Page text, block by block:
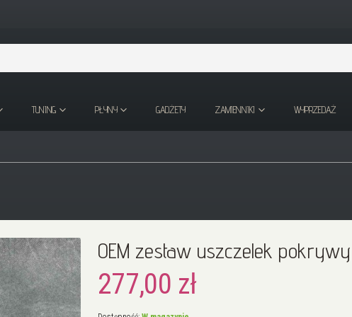
TUNING PŁYNY GADŻETY ZAMIENNIKI WYPRZEDAŻ
OEM zestaw uszczelek pokrywy
277,00 zł